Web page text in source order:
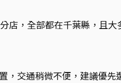
店，全部都在千葉縣，且
，交通稍微不便，建議優先